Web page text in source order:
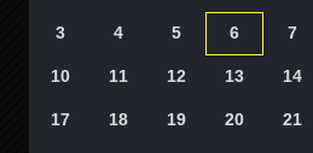
3 4 5 6 7
10 11 12 13 14
17 18 19 20 21